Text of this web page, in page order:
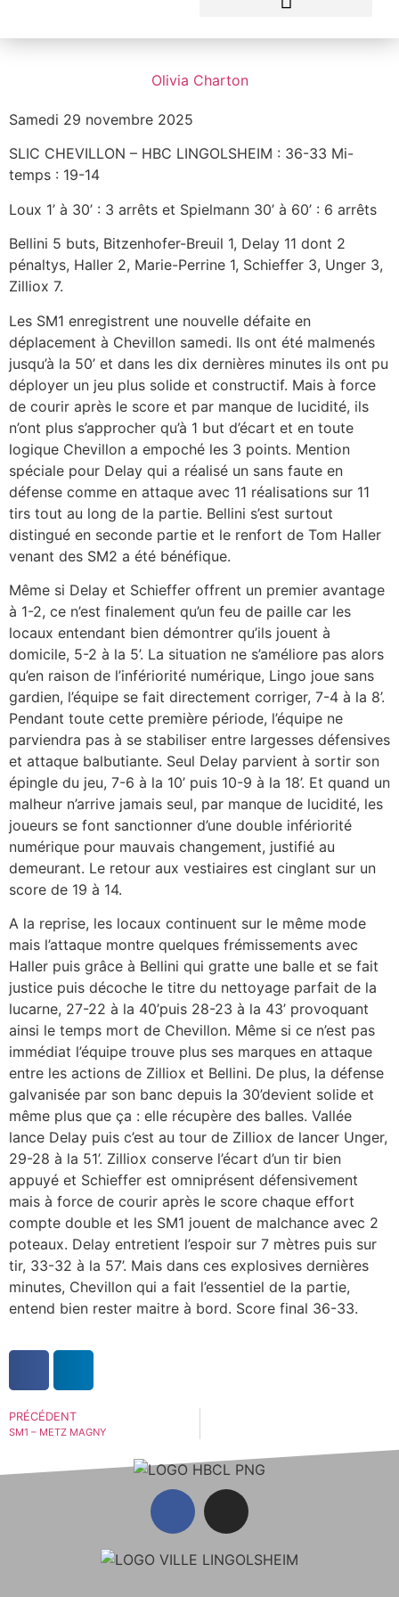
SLIC CHEVILLON – SM1
Olivia Charton
Samedi 29 novembre 2025
SLIC CHEVILLON – HBC LINGOLSHEIM : 36-33 Mi-
temps : 19-14
Loux 1’ à 30’ : 3 arrêts et Spielmann 30’ à 60’ : 6 arrêts
Bellini 5 buts, Bitzenhofer-Breuil 1, Delay 11 dont 2
pénaltys, Haller 2, Marie-Perrine 1, Schieffer 3, Unger 3,
Zilliox 7.
Les SM1 enregistrent une nouvelle défaite en
déplacement à Chevillon samedi. Ils ont été malmenés
jusqu’à la 50’ et dans les dix dernières minutes ils ont pu
déployer un jeu plus solide et constructif. Mais à force
de courir après le score et par manque de lucidité, ils
n’ont plus s’approcher qu’à 1 but d’écart et en toute
logique Chevillon a empoché les 3 points. Mention
spéciale pour Delay qui a réalisé un sans faute en
défense comme en attaque avec 11 réalisations sur 11
tirs tout au long de la partie. Bellini s’est surtout
distingué en seconde partie et le renfort de Tom Haller
venant des SM2 a été bénéfique.
Même si Delay et Schieffer offrent un premier avantage
à 1-2, ce n’est finalement qu’un feu de paille car les
locaux entendant bien démontrer qu’ils jouent à
domicile, 5-2 à la 5’. La situation ne s’améliore pas alors
qu’en raison de l’infériorité numérique, Lingo joue sans
gardien, l’équipe se fait directement corriger, 7-4 à la 8’.
Pendant toute cette première période, l’équipe ne
parviendra pas à se stabiliser entre largesses défensives
et attaque balbutiante. Seul Delay parvient à sortir son
épingle du jeu, 7-6 à la 10’ puis 10-9 à la 18’. Et quand un
malheur n’arrive jamais seul, par manque de lucidité, les
joueurs se font sanctionner d’une double infériorité
numérique pour mauvais changement, justifié au
demeurant. Le retour aux vestiaires est cinglant sur un
score de 19 à 14.
A la reprise, les locaux continuent sur le même mode
mais l’attaque montre quelques frémissements avec
Haller puis grâce à Bellini qui gratte une balle et se fait
justice puis décoche le titre du nettoyage parfait de la
lucarne, 27-22 à la 40’puis 28-23 à la 43’ provoquant
ainsi le temps mort de Chevillon. Même si ce n’est pas
immédiat l’équipe trouve plus ses marques en attaque
entre les actions de Zilliox et Bellini. De plus, la défense
galvanisée par son banc depuis la 30’devient solide et
même plus que ça : elle récupère des balles. Vallée
lance Delay puis c’est au tour de Zilliox de lancer Unger,
29-28 à la 51’. Zilliox conserve l’écart d’un tir bien
appuyé et Schieffer est omniprésent défensivement
mais à force de courir après le score chaque effort
compte double et les SM1 jouent de malchance avec 2
poteaux. Delay entretient l’espoir sur 7 mètres puis sur
tir, 33-32 à la 57’. Mais dans ces explosives dernières
minutes, Chevillon qui a fait l’essentiel de la partie,
entend bien rester maitre à bord. Score final 36-33.
PRÉCÉDENT
SM1 – METZ MAGNY